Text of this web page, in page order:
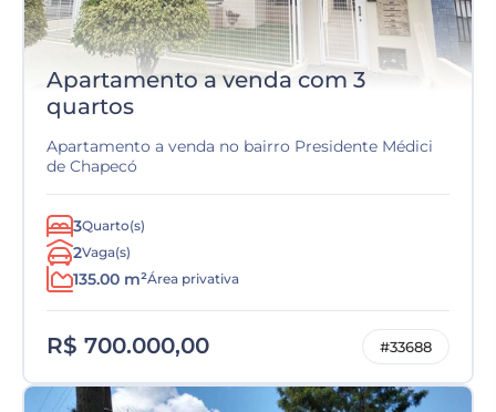
Apartamento a venda com 3
quartos
Apartamento a venda no bairro Presidente Médici
de Chapecó
3Quarto(s)
2Vaga(s)
135.00 m²Área privativa
R$ 700.000,00 #33688